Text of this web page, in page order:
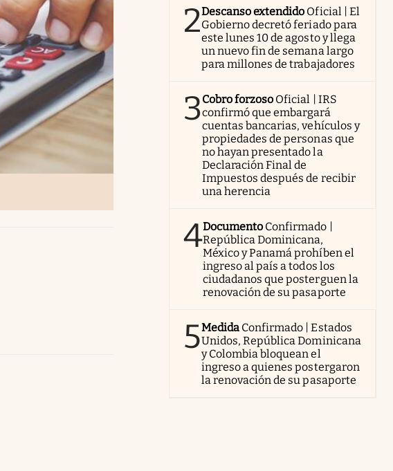
2Descanso extendido Oficial | El
Gobierno decretó feriado para
este lunes 10 de agosto y llega
un nuevo fin de semana largo
para millones de trabajadores
3Cobro forzoso Oficial | IRS
confirmó que embargará
cuentas bancarias, vehículos y
propiedades de personas que
no hayan presentado la
Declaración Final de
Impuestos después de recibir
una herencia
4Documento Confirmado |
República Dominicana,
México y Panamá prohíben el
ingreso al país a todos los
ciudadanos que posterguen la
renovación de su pasaporte
5Medida Confirmado | Estados
Unidos, República Dominicana
y Colombia bloquean el
ingreso a quienes postergaron
la renovación de su pasaporte